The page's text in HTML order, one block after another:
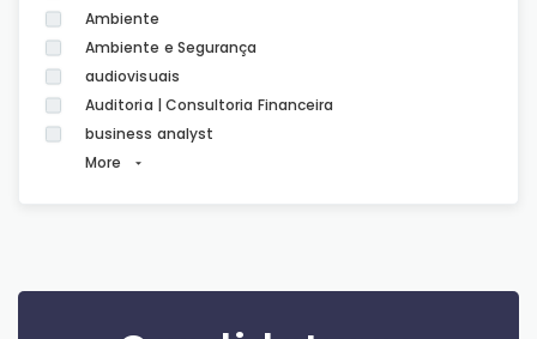
Ambiente
Ambiente e Segurança
audiovisuais
Auditoria | Consultoria Financeira
business analyst
More